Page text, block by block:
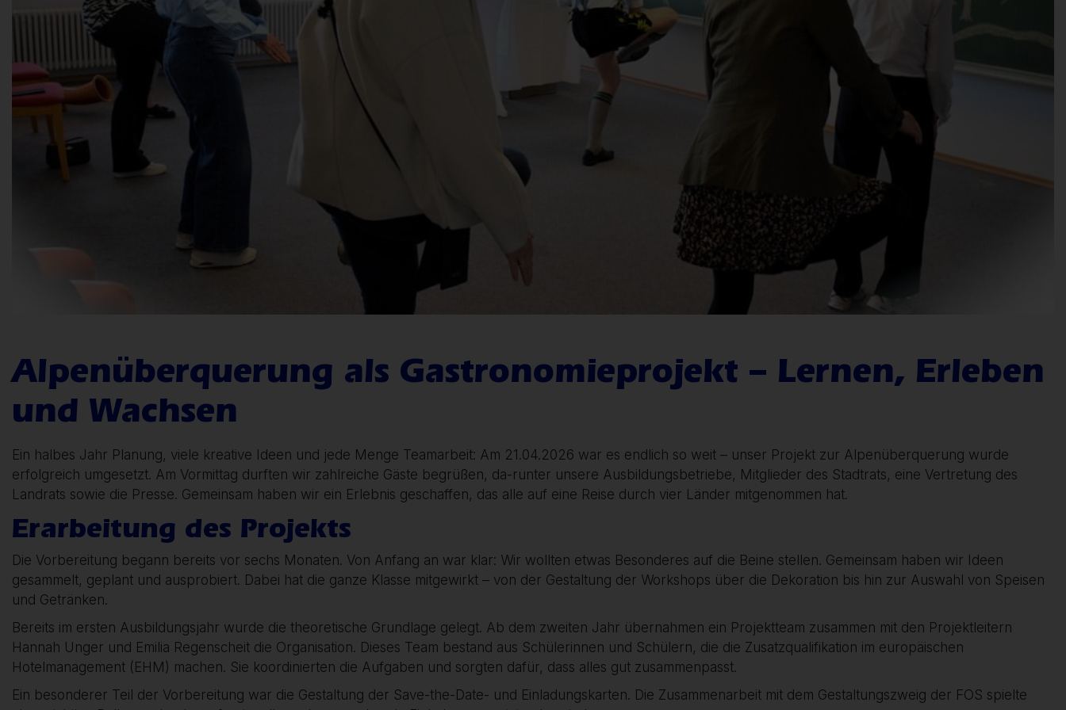
Alpenüberquerung als Gastronomieprojekt – Lernen, Erleben
und Wachsen
Ein halbes Jahr Planung, viele kreative Ideen und jede Menge Teamarbeit: Am 21.04.2026 war es endlich so weit – unser Projekt zur Alpenüberquerung wurde
erfolgreich umgesetzt. Am Vormittag durften wir zahlreiche Gäste begrüßen, da-runter unsere Ausbildungsbetriebe, Mitglieder des Stadtrats, eine Vertretung des
Landrats sowie die Presse. Gemeinsam haben wir ein Erlebnis geschaffen, das alle auf eine Reise durch vier Länder mitgenommen hat.
Erarbeitung des Projekts
Die Vorbereitung begann bereits vor sechs Monaten. Von Anfang an war klar: Wir wollten etwas Besonderes auf die Beine stellen. Gemeinsam haben wir Ideen
gesammelt, geplant und ausprobiert. Dabei hat die ganze Klasse mitgewirkt – von der Gestaltung der Workshops über die Dekoration bis hin zur Auswahl von Speisen
und Getränken.
Bereits im ersten Ausbildungsjahr wurde die theoretische Grundlage gelegt. Ab dem zweiten Jahr übernahmen ein Projektteam zusammen mit den Projektleitern
Hannah Unger und Emilia Regenscheit die Organisation. Dieses Team bestand aus Schülerinnen und Schülern, die die Zusatzqualifikation im europäischen
Hotelmanagement (EHM) machen. Sie koordinierten die Aufgaben und sorgten dafür, dass alles gut zusammenpasst.
Ein besonderer Teil der Vorbereitung war die Gestaltung der Save-the-Date- und Einladungskarten. Die Zusammenarbeit mit dem Gestaltungszweig der FOS spielte